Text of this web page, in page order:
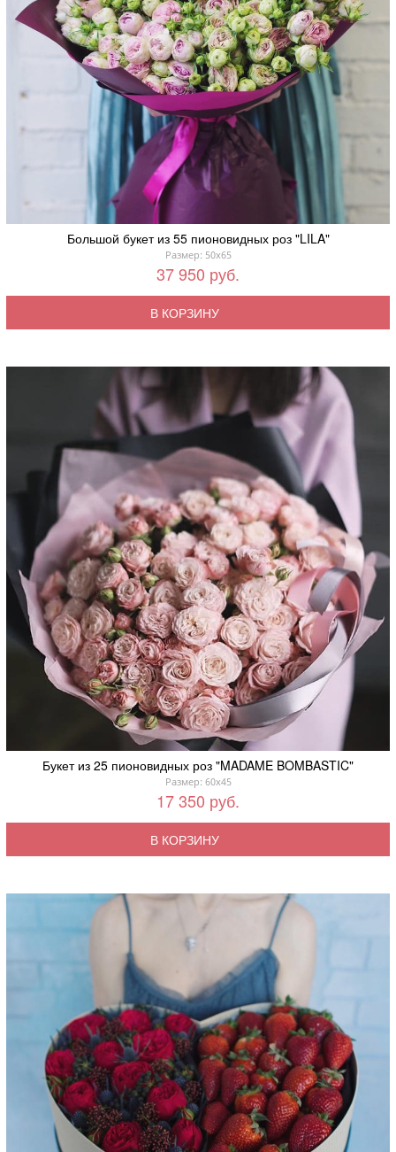
Большой букет из 55 пионовидных роз "LILA"
Размер: 50x65
37 950 руб.
В КОРЗИНУ
Букет из 25 пионовидных роз "MADAME BOMBASTIC"
Размер: 60x45
17 350 руб.
В КОРЗИНУ